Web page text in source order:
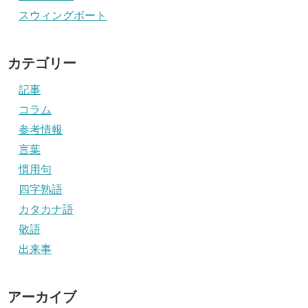
スウィングボート
カテゴリー
記事
コラム
参考情報
言葉
慣用句
四字熟語
カタカナ語
敬語
出来事
アーカイブ